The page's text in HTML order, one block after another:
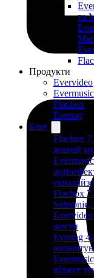
та
Mac
Продукти
Evervideo
Evermusic
Flacbox
Evertag
Блог
Flacbox
живий
Flacbox
Subsonic,
Evervideo
жести
Evertag
віджет